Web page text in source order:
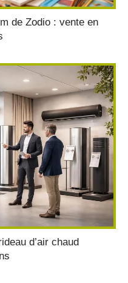
de Zodio : vente en
d’air chaud